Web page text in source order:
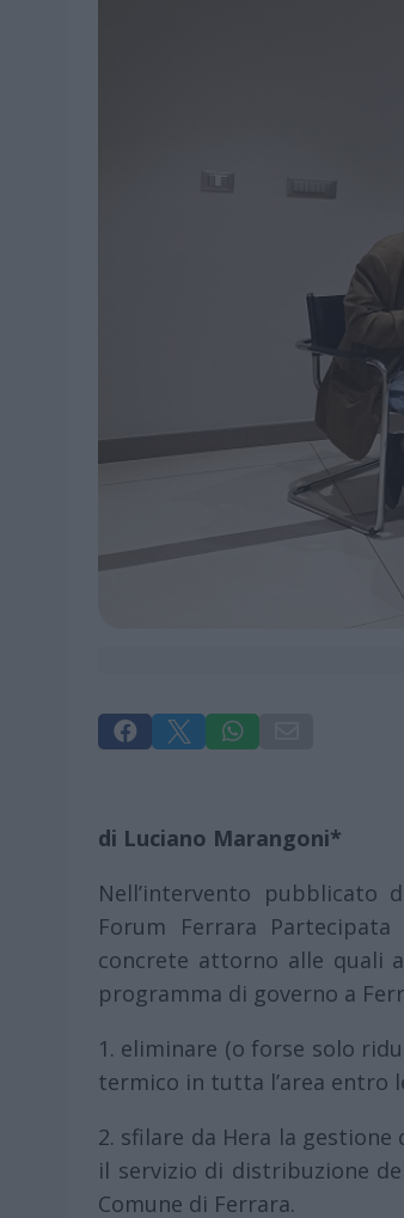
  
di Luciano Marangoni*
Nell’intervento pubblicato
Forum Ferrara
concrete attorno alle quali
programma di governo a
1. eliminare (o forse solo
termico in tutta l’area entro
2. sfilare da Hera la
il servizio di distribuzione
Comune di Ferrara.